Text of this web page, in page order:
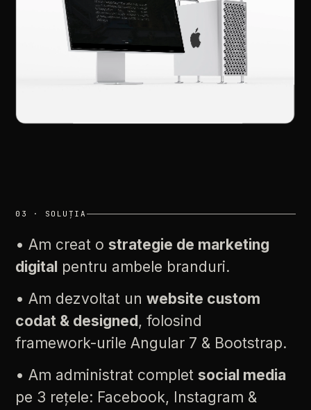
03 · SOLUȚIA
• Am creat o strategie de marketing
digital pentru ambele branduri.
• Am dezvoltat un website custom
codat & designed , folosind
framework-urile Angular 7 & Bootstrap.
• Am administrat complet social media
pe 3 rețele: Facebook, Instagram &